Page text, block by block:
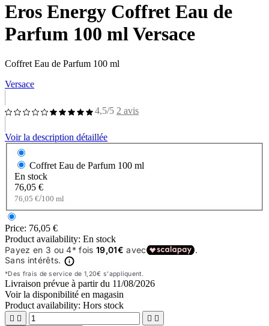
Eros Energy Coffret Eau de
Parfum 100 ml Versace
Coffret Eau de Parfum 100 ml
Versace
4,5/5 2 avis
Voir la description détaillée
Coffret Eau de Parfum 100 ml
En stock
76,05 €
76,05 €/100 ml
Price: 76,05 €
Product availability: En stock
Livraison prévue à partir du 11/08/2026
Voir la disponibilité en magasin
Product availability: Hors stock
   